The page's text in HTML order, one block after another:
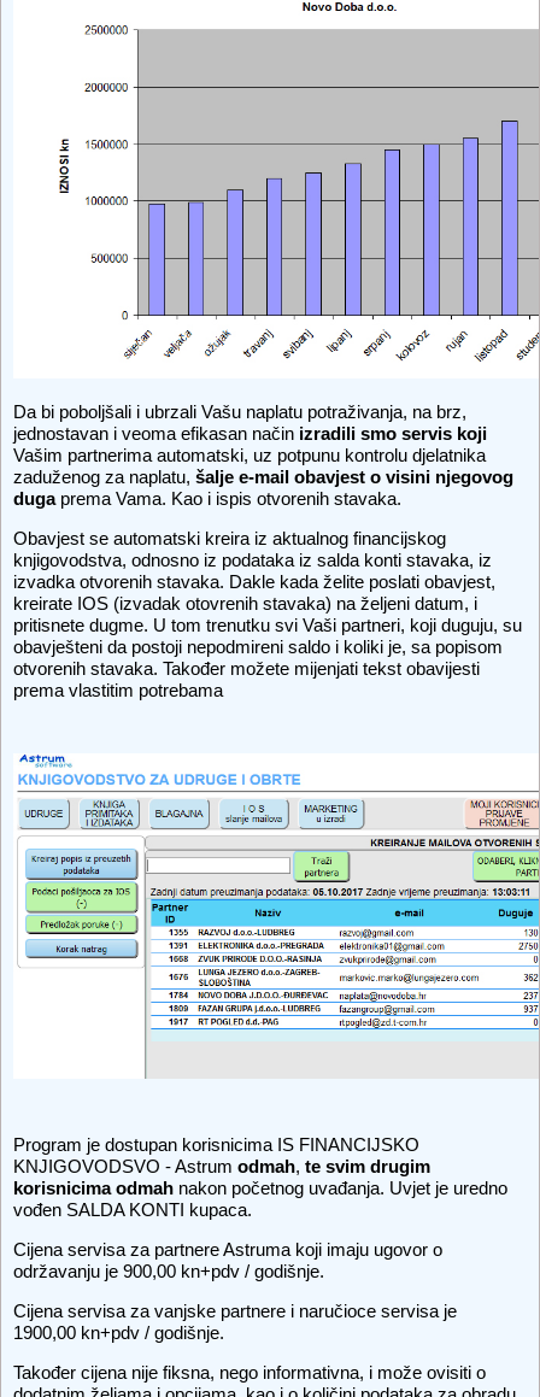
Da bi poboljšali i ubrzali Vašu naplatu potraživanja, na brz,
jednostavan i veoma efikasan način izradili smo servis koji
Vašim partnerima automatski, uz potpunu kontrolu djelatnika
zaduženog za naplatu, šalje e-mail obavjest o visini njegovog
dugaprema Vama. Kao i ispis otvorenih stavaka.
Obavjest se automatski kreira iz aktualnog financijskog
knjigovodstva, odnosno iz podataka iz salda konti stavaka, iz
izvadka otvorenih stavaka. Dakle kada želite poslati obavjest,
kreirate IOS (izvadak otovrenih stavaka) na željeni datum, i
pritisnete dugme. U tom trenutku svi Vaši partneri, koji duguju, su
obavješteni da postoji nepodmireni saldo i koliki je, sa popisom
otvorenih stavaka. Također možete mijenjati tekst obavijesti
prema vlastitim potrebama
Program je dostupan korisnicima IS FINANCIJSKO
KNJIGOVODSVO - Astrum odmah, te svim drugim
korisnicima odmah nakon početnog uvađanja. Uvjet je uredno
vođen SALDA KONTI kupaca.
Cijena servisa za partnere Astruma koji imaju ugovor o
održavanju je 900,00 kn+pdv / godišnje.
Cijena servisa za vanjske partnere i naručioce servisa je
1900,00 kn+pdv / godišnje.
Također cijena nije fiksna, nego informativna, i može ovisiti o